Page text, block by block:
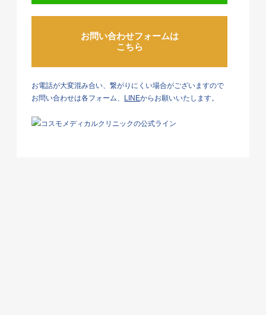
お問い合わせフォームは
こちら
お電話が大変混み合い、繋がりにくい場合がございますので
お問い合わせは各フォーム、
LINEからお願いいたします。